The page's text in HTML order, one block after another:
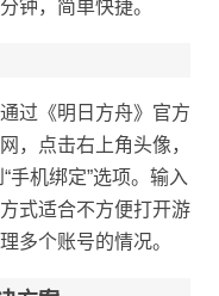
钟，简单快捷。
过《明日方舟》官方
，点击右上角头像，
手机绑定”选项。输入
式适合不方便打开游
多个账号的情况。